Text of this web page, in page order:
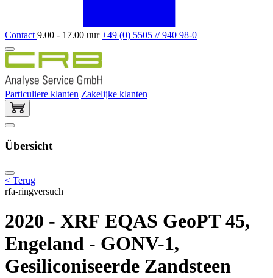
Contact 9.00 - 17.00 uur+49 (0) 5505 // 940 98-0
Particuliere klanten Zakelijke klanten
Übersicht
< Terug
rfa-ringversuch
2020 - XRF EQAS GeoPT 45,
Engeland - GONV-1,
Gesiliconiseerde Zandsteen